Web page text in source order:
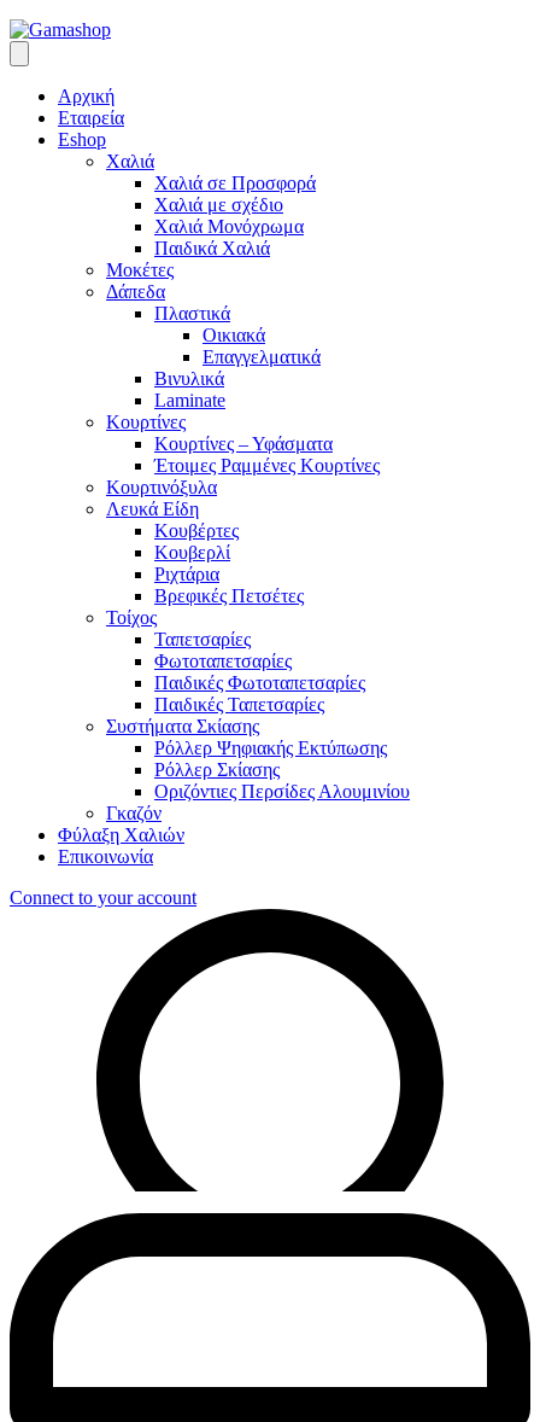
Αρχική
Εταιρεία
Eshop
Χαλιά
Χαλιά σε Προσφορά
Χαλιά με σχέδιο
Χαλιά Μονόχρωμα
Παιδικά Χαλιά
Μοκέτες
Δάπεδα
Πλαστικά
Οικιακά
Επαγγελματικά
Βινυλικά
Laminate
Κουρτίνες
Κουρτίνες – Υφάσματα
Έτοιμες Ραμμένες Κουρτίνες
Κουρτινόξυλα
Λευκά Είδη
Κουβέρτες
Κουβερλί
Ριχτάρια
Βρεφικές Πετσέτες
Τοίχος
Ταπετσαρίες
Φωτοταπετσαρίες
Παιδικές Φωτοταπετσαρίες
Παιδικές Ταπετσαρίες
Συστήματα Σκίασης
Ρόλλερ Ψηφιακής Εκτύπωσης
Ρόλλερ Σκίασης
Οριζόντιες Περσίδες Αλουμινίου
Γκαζόν
Φύλαξη Χαλιών
Επικοινωνία
Connect to your account